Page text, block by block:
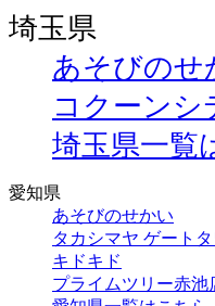
埼玉県
あそびのせ
コクーンシ
埼玉県一覧
愛知県
あそびのせかい
タカシマヤ ゲート
キドキド
プライムツリー赤池